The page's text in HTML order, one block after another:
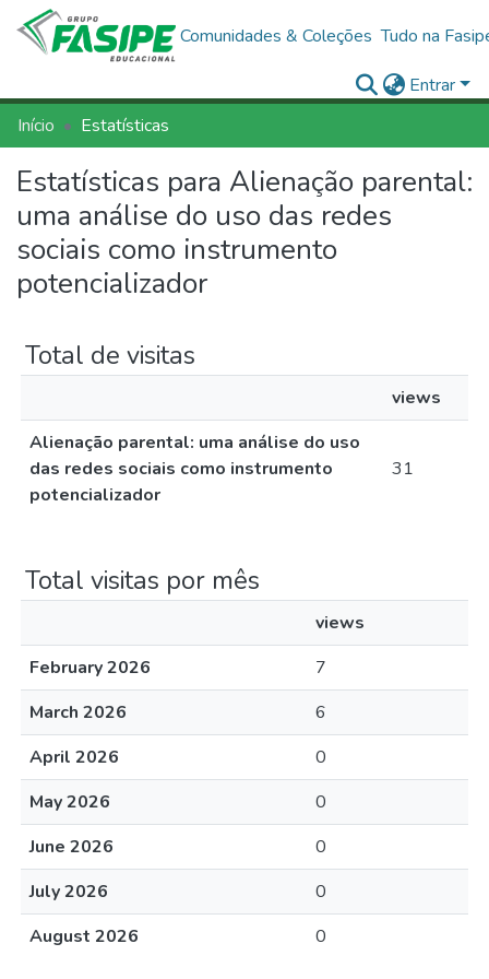
Comunidades & Coleções Tudo na
Entrar
Início
Estatísticas
Estatísticas para Alienação parental:
uma análise do uso das redes
sociais como instrumento
potencializador
Total de visitas
views
Alienação parental: uma análise do uso
das redes sociais como instrumento
potencializador
31
Total visitas por mês
views
February 2026
7
March 2026
6
April 2026
0
May 2026
0
June 2026
0
July 2026
0
August 2026
0